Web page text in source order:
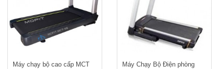
Máy chạy bộ cao cấp MCT
Máy Chạy Bộ Điện phòng